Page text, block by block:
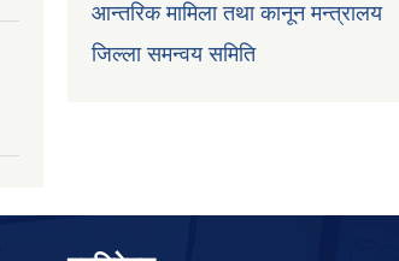
आन्तरिक मामिला तथा कानून मन्त्रालय
जिल्ला समन्वय समिति